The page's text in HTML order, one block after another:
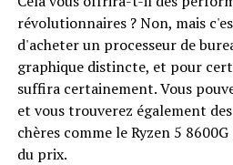
révolutionnaires ? Non, mais
d'acheter un processeur de
graphique distincte, et pour
suffira certainement. Vous
et vous trouverez également
chères comme le Ryzen 5
du prix.